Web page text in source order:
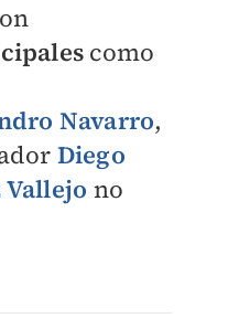
como
Navarro,
Diego
Vallejo no